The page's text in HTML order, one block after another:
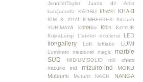
JenniferTaylor
Juana de Arco
kampanella
KAORU kha:ki KHAKI
KIM & ZOZI KIMBERTEX
Kitchen
YURIMAYA
kohaku Köln
KOYUK
KujiraLamp
L'atelier ecoriena LED
liongallery Loft loftlabo LUMI
Luminarc macramé magic
marble
SUD
MIDIUMISOLID mill chats
mizuiro ind mizuiro-ind
MOKU
Mutsumi
Mutumi NACH
NANGA